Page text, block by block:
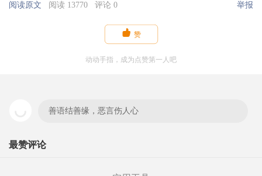
阅读原文 阅读 13770 评论 0 举报
 赞
动动手指，成为点赞第一人吧
善语结善缘，恶言伤人心
最赞评论